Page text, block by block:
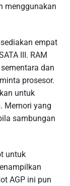
menggunakan
empat
III. RAM
dan
prosesor.
untuk
Memori yang
sambungan
untuk
AGP ini pun